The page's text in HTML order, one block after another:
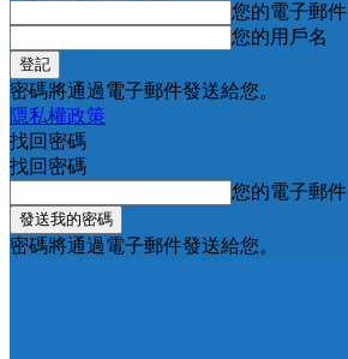
您的電子郵件
您的用戶名
密碼將通過電子郵件發送給您。
隱私權政策
找回密碼
找回密碼
您的電子郵件
密碼將通過電子郵件發送給您。